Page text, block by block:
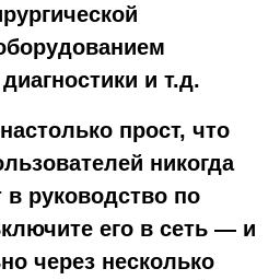
и т.д.
прост, что
никогда
руководство по
его в сеть — и
через несколько